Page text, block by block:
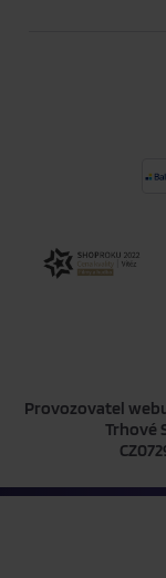
Provozovatel
Trhové